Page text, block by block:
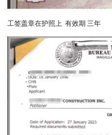
工签盖章在护照上 有效期 三年